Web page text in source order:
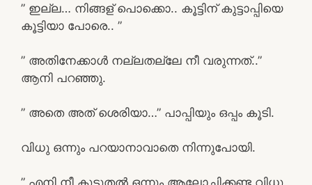
” ഇല്ല… നിങ്ങള് പൊക്കൊ.. കൂട്ടിന് കുട്ടാപ്പിയെ
കൂട്ടിയാ പോരെ.. ”
” അതിനേക്കാൾ നല്ലതല്ലേ നീ വരുന്നത്..”
ആനി പറഞ്ഞു.
” അതെ അത് ശെരിയാ…” പാപ്പിയും ഒപ്പം കൂടി.
വിധു ഒന്നും പറയാനാവാതെ നിന്നുപോയി.
” എനി നീ കൂടുതൽ ഒന്നും ആലോചിക്കണ്ട വിധു.